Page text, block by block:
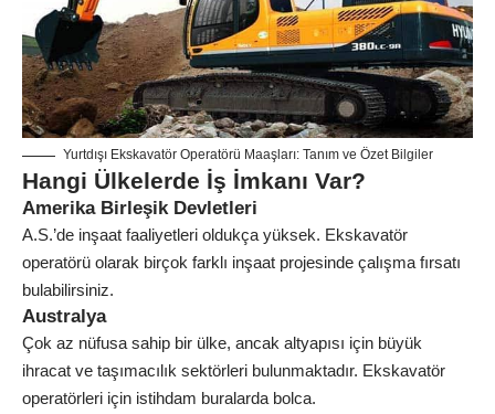
Yurtdışı Ekskavatör Operatörü Maaşları: Tanım ve Özet Bilgiler
Hangi Ülkelerde İş İmkanı Var?
Amerika Birleşik Devletleri
A.S.’de inşaat faaliyetleri oldukça yüksek. Ekskavatör
operatörü olarak birçok farklı inşaat projesinde çalışma fırsatı
bulabilirsiniz.
Australya
Çok az nüfusa sahip bir ülke, ancak altyapısı için büyük
ihracat ve taşımacılık sektörleri bulunmaktadır. Ekskavatör
operatörleri için istihdam buralarda bolca.